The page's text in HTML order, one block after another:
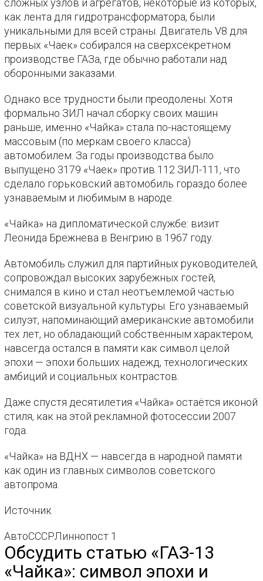
сложных узлов и агрегатов, некоторые из которых,
как лента для гидротрансформатора, были
уникальными для всей страны. Двигатель V8 для
первых «Чаек» собирался на сверхсекретном
производстве ГАЗа, где обычно работали над
оборонными заказами.
Однако все трудности были преодолены. Хотя
формально ЗИЛ начал сборку своих машин
раньше, именно «Чайка» стала по-настоящему
массовым (по меркам своего класса)
автомобилем. За годы производства было
выпущено 3179 «Чаек» против 112 ЗИЛ-111, что
сделало горьковский автомобиль гораздо более
узнаваемым и любимым в народе.
«Чайка» на дипломатической службе: визит
Леонида Брежнева в Венгрию в 1967 году.
Автомобиль служил для партийных руководителей,
сопровождал высоких зарубежных гостей,
снимался в кино и стал неотъемлемой частью
советской визуальной культуры. Его узнаваемый
силуэт, напоминающий американские автомобили
тех лет, но обладающий собственным характером,
навсегда остался в памяти как символ целой
эпохи — эпохи больших надежд, технологических
амбиций и социальных контрастов.
Даже спустя десятилетия «Чайка» остаётся иконой
стиля, как на этой рекламной фотосессии 2007
года.
«Чайка» на ВДНХ — навсегда в народной памяти
как один из главных символов советского
автопрома.
Источник
АвтоСССРЛиннопост 1
Обсудить статью «ГАЗ-13
«Чайка»: символ эпохи и